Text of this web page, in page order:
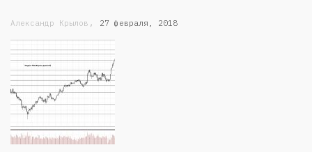
Александр Крылов , 27 февраля, 2018